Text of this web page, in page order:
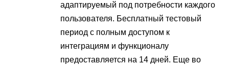
адаптируемый под потребности каждого
пользователя. Бесплатный тестовый
период с полным доступом к
интеграциям и функционалу
предоставляется на 14 дней. Еще во